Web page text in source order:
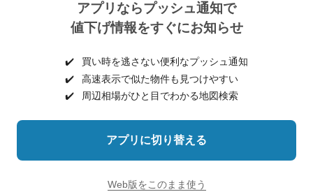
アプリならプッシュ通知で
値下げ情報をすぐにお知らせ
✔️
買い時を逃さない便利なプッシュ通知
✔️
高速表示で似た物件も見つけやすい
✔️
周辺相場がひと目でわかる地図検索
アプリに切り替える
Web版をこのまま使う
個人情報保護ポリシー 利用規約
ヘルプ・お問い合わせ 採用情報
©NIFTY Lifestyle Co., Ltd.